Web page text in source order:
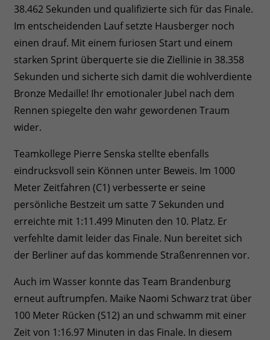
38.462 Sekunden und qualifizierte sich für das Finale.
Im entscheidenden Lauf setzte Hausberger noch
einen drauf. Mit einem furiosen Start und einem
starken Sprint überquerte sie die Ziellinie in 38.358
Sekunden und sicherte sich damit die wohlverdiente
Bronze Medaille! Ihr emotionaler Jubel nach dem
Rennen spiegelte den wahr gewordenen Traum
wider.
Teamkollege Pierre Senska stellte ebenfalls
eindrucksvoll sein Können unter Beweis. Im 1000
Meter Zeitfahren (C1) verbesserte er seine
persönliche Bestzeit um satte 7 Sekunden und
erreichte mit 1:11.499 Minuten den 10. Platz. Er
verfehlte damit leider das Finale. Nun bereitet sich
der Berliner auf das kommende Straßenrennen vor.
Auch im Wasser konnte das Team Brandenburg
erneut auftrumpfen. Maike Naomi Schwarz trat über
100 Meter Rücken (S12) an und schwamm mit einer
Zeit von 1:16.97 Minuten in das Finale. In diesem